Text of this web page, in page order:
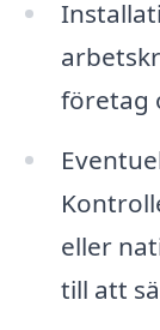
företag
eller
till att